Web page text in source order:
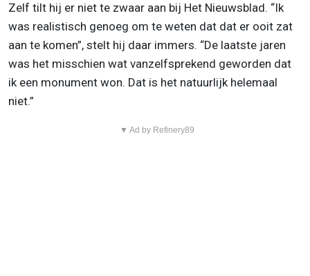
Zelf tilt hij er niet te zwaar aan bij Het Nieuwsblad. “Ik
was realistisch genoeg om te weten dat dat er ooit zat
aan te komen”, stelt hij daar immers. “De laatste jaren
was het misschien wat vanzelfsprekend geworden dat
ik een monument won. Dat is het natuurlijk helemaal
niet.”
▼ Ad by Refinery89